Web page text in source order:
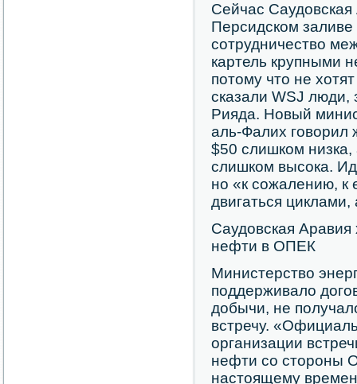
Сейчас
Персидском
сотрудничество
картель крупными
потому что не
сказали WSJ люди,
Рияда. Новый
аль-Фалих говорил
$50 слишком
слишком высока.
но «к сожалению,
двигаться
Саудовская Аравия
нефти в ОПЕК
Министерство
поддерживало
добычи, не
встречу.
организации
нефти со стороны
настоящему